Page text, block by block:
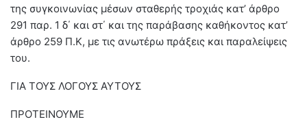
της συγκοινωνίας μέσων σταθερής τροχιάς κατ’ άρθρο
291 παρ. 1 δ΄ και στ΄ και της παράβασης καθήκοντος κατ’
άρθρο 259 Π.Κ, με τις ανωτέρω πράξεις και παραλείψεις
του.
ΓΙΑ ΤΟΥΣ ΛΟΓΟΥΣ ΑΥΤΟΥΣ
ΠΡΟΤΕΙΝΟΥΜΕ